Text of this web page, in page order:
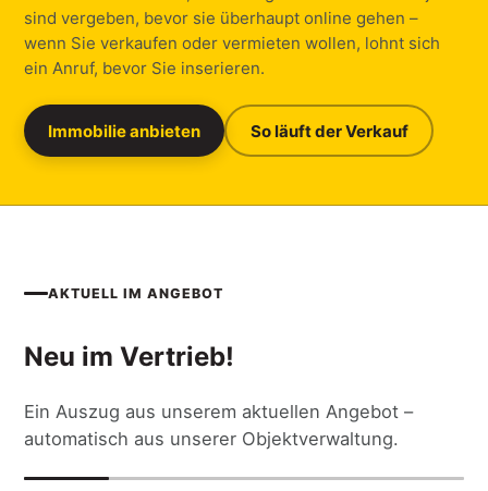
sind vergeben, bevor sie überhaupt online gehen –
wenn Sie verkaufen oder vermieten wollen, lohnt sich
ein Anruf, bevor Sie inserieren.
Immobilie anbieten So läuft der Verkauf
AKTUELL IM ANGEBOT
Neu im Vertrieb!
Ein Auszug aus unserem aktuellen Angebot –
automatisch aus unserer Objektverwaltung.